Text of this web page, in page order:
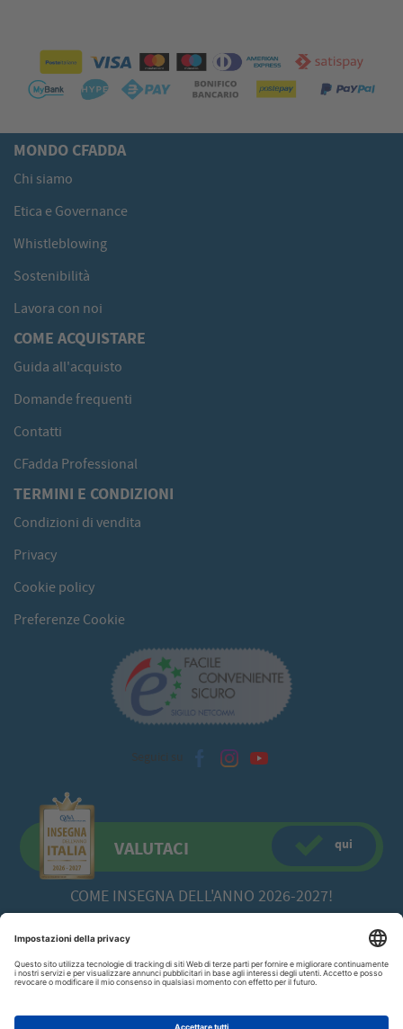
MONDO CFADDA
Chi siamo
Etica e Governance
Whistleblowing
Sostenibilità
Lavora con noi
COME ACQUISTARE
Guida all'acquisto
Domande frequenti
Contatti
CFadda Professional
TERMINI E CONDIZIONI
Condizioni di vendita
Privacy
Cookie policy
Preferenze Cookie
Seguici su
VALUTACI
COME INSEGNA DELL'ANNO 2026-2027!
qui
CFadda SRLa socio unico -Copyright© 2026 Via Calamattia, 23 - 09134